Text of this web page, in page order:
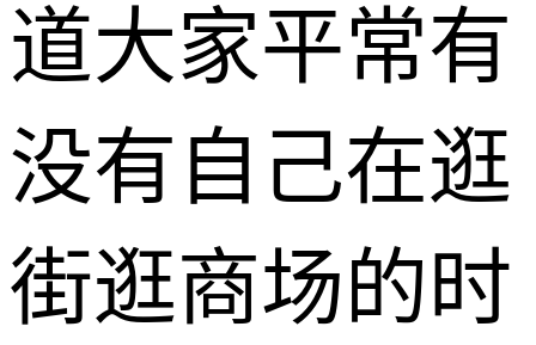
道大家平常有
没有自己在逛
街逛商场的时